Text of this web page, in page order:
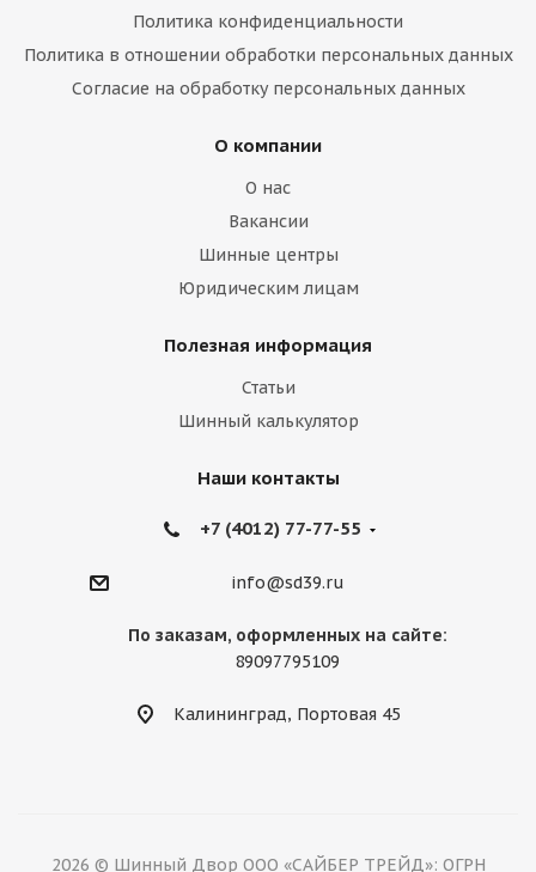
Политика конфиденциальности
Политика в отношении обработки персональных данных
Согласие на обработку персональных данных
О компании
О нас
Вакансии
Шинные центры
Юридическим лицам
Полезная информация
Статьи
Шинный калькулятор
Наши контакты
+7 (4012) 77-77-55
info@sd39.ru
По заказам, оформленных на сайте:
89097795109
Калининград, Портовая 45
2026 © Шинный Двор ООО «САЙБЕР ТРЕЙД»: ОГРН